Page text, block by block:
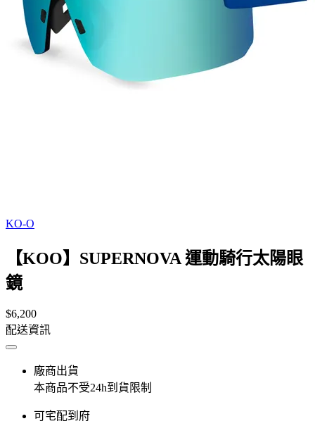
KO-O
【KOO】SUPERNOVA 運動騎行太陽眼
鏡
$6,200
配送資訊
廠商出貨
本商品不受24h到貨限制
可宅配到府